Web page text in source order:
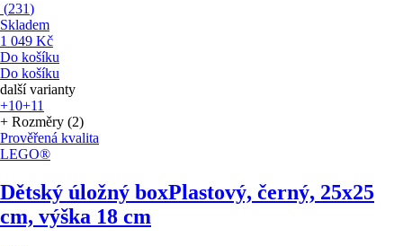
(231)
Skladem
1 049 Kč
Do košíku
Do košíku
další varianty
+10+11
+ Rozměry (2)
Prověřená kvalita
LEGO®
Dětský úložný boxPlastový, černý, 25x25
cm, výška 18 cm